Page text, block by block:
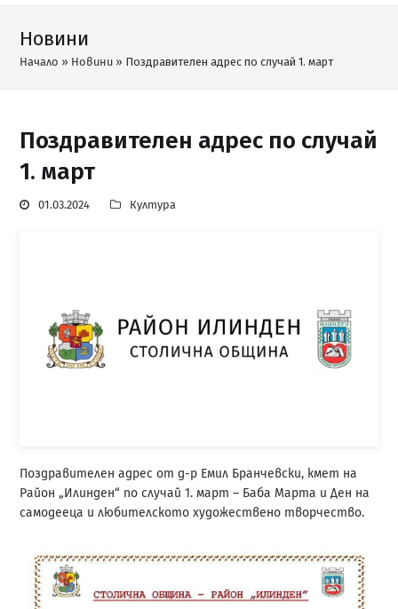
Новини
Начало » Новини » Поздравителен адрес по случай 1. март
Поздравителен адрес по случай
1. март
01.03.2024 Култура
Поздравителен адрес от д-р Емил Бранчевски, кмет на
Район „Илинден“ по случай 1. март – Баба Марта и Ден на
самодееца и любителското художествено творчество.